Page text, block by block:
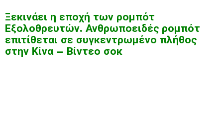
Ξεκινάει η εποχή των ρομπότ
Εξολοθρευτών. Ανθρωποειδές ρομπότ
επιτίθεται σε συγκεντρωμένο πλήθος
στην Κίνα – Βίντεο σοκ